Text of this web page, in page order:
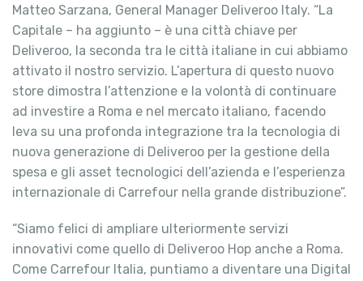
Matteo Sarzana, General Manager Deliveroo Italy. “La
Capitale – ha aggiunto – è una città chiave per
Deliveroo, la seconda tra le città italiane in cui abbiamo
attivato il nostro servizio. L’apertura di questo nuovo
store dimostra l’attenzione e la volontà di continuare
ad investire a Roma e nel mercato italiano, facendo
leva su una profonda integrazione tra la tecnologia di
nuova generazione di Deliveroo per la gestione della
spesa e gli asset tecnologici dell’azienda e l’esperienza
internazionale di Carrefour nella grande distribuzione”.
“Siamo felici di ampliare ulteriormente servizi
innovativi come quello di Deliveroo Hop anche a Roma.
Come Carrefour Italia, puntiamo a diventare una Digital